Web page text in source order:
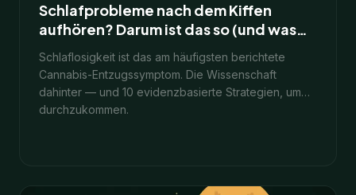
Schlafprobleme nach dem Kiffen
aufhören? Darum ist das so (und was
wirklich hilft)
Schlaflosigkeit ist das am häufigsten berichtete
Cannabis-Entzugssymptom. Die Wissenschaft
dahinter — und 10 evidenzbasierte Strategien, um
durchzukommen.